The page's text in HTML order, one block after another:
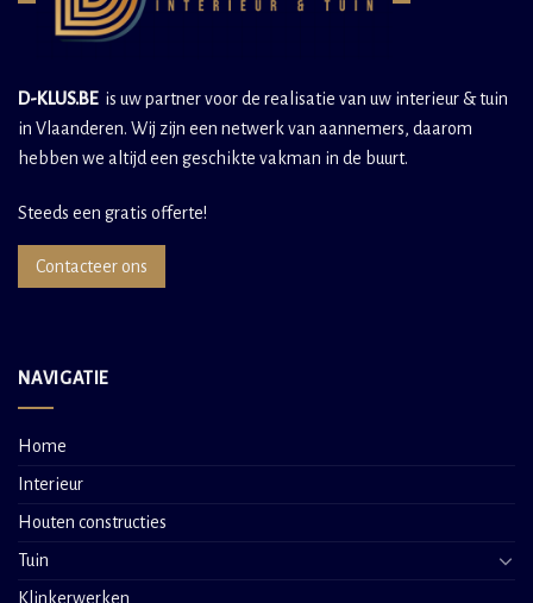
D-KLUS.BEis uw partner voor de realisatie van uw interieur & tuin
in Vlaanderen. Wij zijn een netwerk van aannemers, daarom
hebben we altijd een geschikte vakman in de buurt.
Steeds een gratis offerte!
Contacteer ons
NAVIGATIE
Home
Interieur
Houten constructies
Tuin
Klinkerwerken